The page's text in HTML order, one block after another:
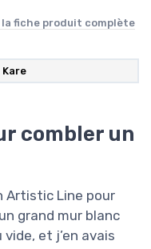
la fiche produit complète
Kare
combler un
Artistic Line pour
grand mur blanc
et j’en avais